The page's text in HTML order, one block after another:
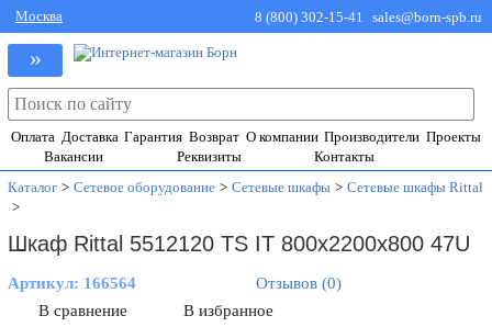
Москва 8 (800) 302-15-41 sales@born-spb.ru
»
Оплата Доставка Гарантия Возврат О компании Производители Проекты
Вакансии
Реквизиты
Контакты
Каталог > Сетевое оборудование > Сетевые шкафы > Сетевые шкафы Rittal
>
Шкаф Rittal 5512120 TS IT 800x2200x800 47U
Артикул: 166564
Отзывов (0)
В сравнение
В избранное